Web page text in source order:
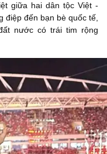
giữa hai dân tộc Việt -
điệp đến bạn bè quốc tế,
nước có trái tim rộng